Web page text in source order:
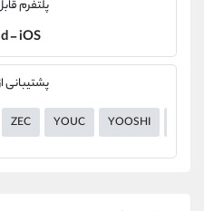
پلتفرم
- iOS
پشتیبانی
ZEC YOUC YOOSHI